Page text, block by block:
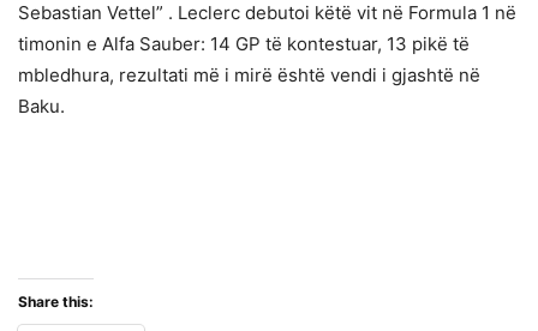
Sebastian Vettel” . Leclerc debutoi këtë vit në Formula 1 në
timonin e Alfa Sauber: 14 GP të kontestuar, 13 pikë të
mbledhura, rezultati më i mirë është vendi i gjashtë në
Baku.
Share this: